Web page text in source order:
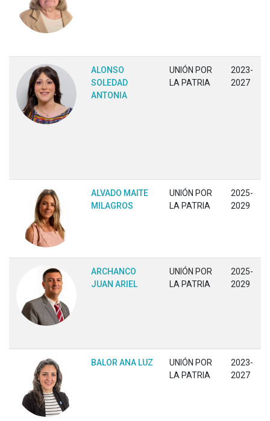
ALONSO
SOLEDAD
ANTONIA
UNIÓN POR
LA PATRIA
2023-
2027
ALVADO MAITE
MILAGROS
UNIÓN POR
LA PATRIA
2025-
2029
ARCHANCO
JUAN ARIEL
UNIÓN POR
LA PATRIA
2025-
2029
BALOR ANA LUZ
UNIÓN POR
LA PATRIA
2023-
2027